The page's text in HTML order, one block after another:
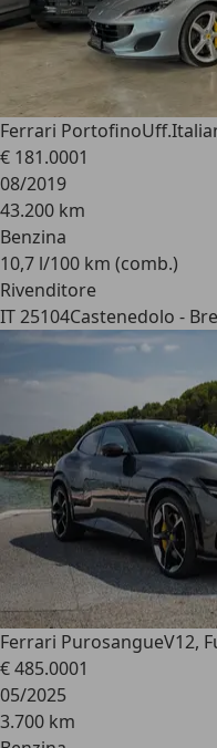
Ferrari Portofino
€ 181.0001
08/2019
43.200 km
Benzina
10,7 l/100 km (comb.)
Rivenditore
IT 25104Castenedolo -
Ferrari PurosangueV12,
€ 485.0001
05/2025
3.700 km